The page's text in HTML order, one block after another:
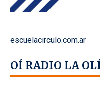
escuelacirculo.com.ar
OÍ RADIO LA